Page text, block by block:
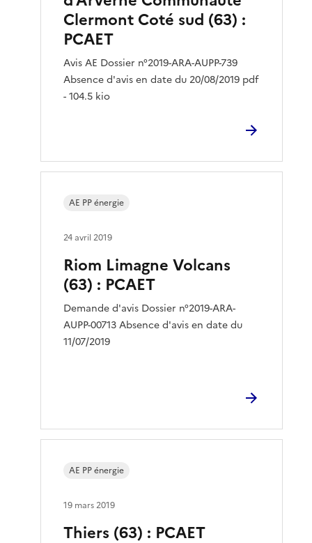
Clermont Coté sud (63) :
PCAET
Avis AE Dossier n°2019-ARA-AUPP-739
Absence d'avis en date du 20/08/2019 pdf
- 104.5 kio
Riom Limagne Volcans
(63) : PCAET
Demande d'avis Dossier n°2019-ARA-
AUPP-00713 Absence d'avis en date du
11/07/2019
AE PP énergie
24 avril 2019
Thiers (63) : PCAET
AE PP énergie
19 mars 2019